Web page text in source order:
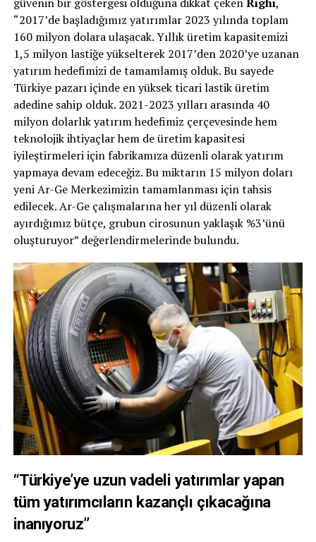
“2017’de başladığımız yatırımlar 2023 yılında toplam
160 milyon dolara ulaşacak. Yıllık üretim kapasitemizi
1,5 milyon lastiğe yükselterek 2017’den 2020’ye uzanan
yatırım hedefimizi de tamamlamış olduk. Bu sayede
Türkiye pazarı içinde en yüksek ticari lastik üretim
adedine sahip olduk. 2021-2023 yılları arasında 40
milyon dolarlık yatırım hedefimiz çerçevesinde hem
teknolojik ihtiyaçlar hem de üretim kapasitesi
iyileştirmeleri için fabrikamıza düzenli olarak yatırım
yapmaya devam edeceğiz. Bu miktarın 15 milyon doları
yeni Ar-Ge Merkezimizin tamamlanması için tahsis
edilecek. Ar-Ge çalışmalarına her yıl düzenli olarak
ayırdığımız bütçe, grubun cirosunun yaklaşık %3’ünü
oluşturuyor” değerlendirmelerinde bulundu.
“Türkiye’ye uzun vadeli yatırımlar yapan
tüm yatırımcıların kazançlı çıkacağına
inanıyoruz”